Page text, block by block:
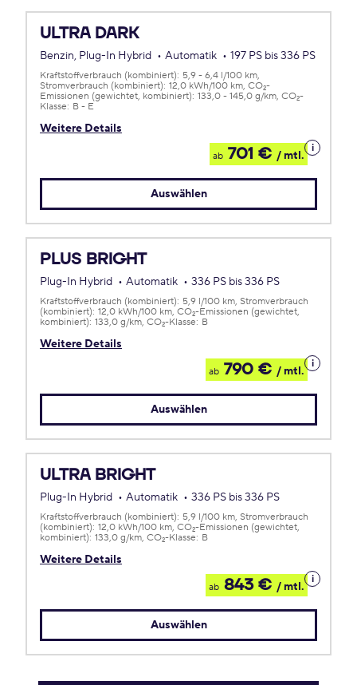
ULTRA DARK
Benzin, Plug-In Hybrid Automatik 197 PS bis 336 PS
Weitere Details
Kraftstoffverbrauch (kombiniert): 5,9 - 6,4 l/100 km
Stromverbrauch (kombiniert): 12,0 kWh/100 km CO2-
Emissionen (gewichtet, kombiniert): 133,0 - 145,0 g/km CO2-
Klasse: B - E
ab 701 € / mtl.
Details
zum
Auswählen
PLUS BRIGHT
Plug-In Hybrid Automatik 336 PS bis 336 PS
Weitere Details
Kraftstoffverbrauch (kombiniert): 5,9 l/100 km Stromverbrauch
(kombiniert): 12,0 kWh/100 km CO2-Emissionen (gewichtet,
kombiniert): 133,0 g/km CO2-Klasse: B
ab 790 € / mtl.
Details
zum
Auswählen
ULTRA BRIGHT
Plug-In Hybrid Automatik 336 PS bis 336 PS
Weitere Details
Kraftstoffverbrauch (kombiniert): 5,9 l/100 km Stromverbrauch
(kombiniert): 12,0 kWh/100 km CO2-Emissionen (gewichtet,
kombiniert): 133,0 g/km CO2-Klasse: B
ab 843 € / mtl.
Details
zum
Auswählen